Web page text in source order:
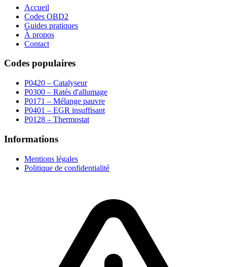
Accueil
Codes OBD2
Guides pratiques
À propos
Contact
Codes populaires
P0420 – Catalyseur
P0300 – Ratés d'allumage
P0171 – Mélange pauvre
P0401 – EGR insuffisant
P0128 – Thermostat
Informations
Mentions légales
Politique de confidentialité